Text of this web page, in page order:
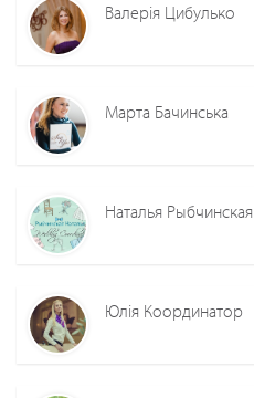
Валерія Цибулько
Марта Бачинська
Наталья Рыбчинская
Юлія Координатор